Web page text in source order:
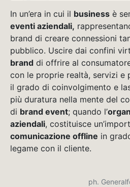
In un’era in cui il business è
eventi aziendali,
brand di creare connessioni
pubblico. Uscire dai confini
brand di offrire al
con le proprie realtà, servizi e
il grado di coinvolgimento e
più duratura nella mente del
di brand event; quando l’
aziendali, costituisce
comunicazione offline in
legame con il cliente.
ph.